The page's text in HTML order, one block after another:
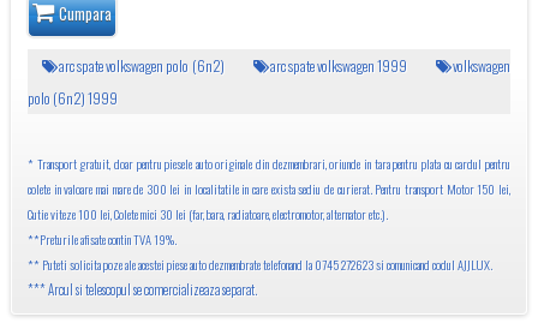
Cumpara
arc spate volkswagen polo (6n2) arc spate volkswagen 1999
volkswagen
polo (6n2) 1999
* Transport gratuit, doar pentru piesele auto originale din dezmembrari, oriunde in tara pentru plata cu cardul pentru
colete in valoare mai mare de 300 lei in localitatile in care exista sediu de curierat. Pentru transport Motor 150 lei,
Cutie viteze 100 lei, Colete mici 30 lei (far, bara, radiatoare, electromotor, alternator etc.).
**Preturile afisate contin TVA 19%.
** Puteti solicita poze ale acestei piese auto dezmembrate telefonand la 0745 272623 si comunicand codul AJJLUX.
*** Arcul si telescopul se comercializeaza separat.